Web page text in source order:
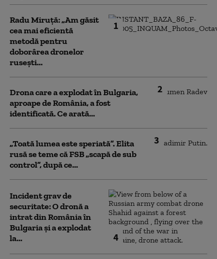
1
Radu Miruță: „Am găsit
cea mai eficientă
metodă pentru
doborârea dronelor
rusești...
2
Drona care a explodat în Bulgaria,
aproape de România, a fost
identificată. Ce arată...
3
„Toată lumea este speriată”. Elita
rusă se teme că FSB „scapă de sub
control”, după ce...
4
Incident grav de
securitate: O dronă a
intrat din România în
Bulgaria şi a explodat
la...